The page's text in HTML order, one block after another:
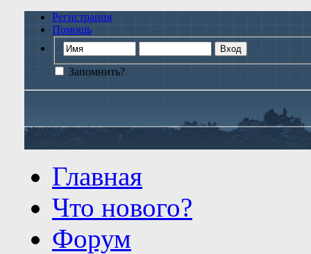
Регистрация
Помощь
Запомнить?
Главная
Что нового?
Форум